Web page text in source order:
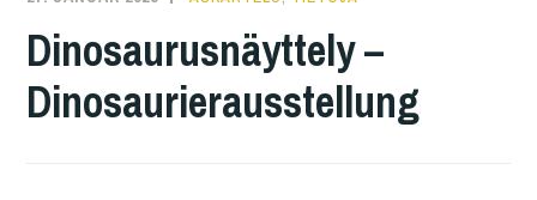
Dinosaurusnäyttely –
Dinosaurierausstellung